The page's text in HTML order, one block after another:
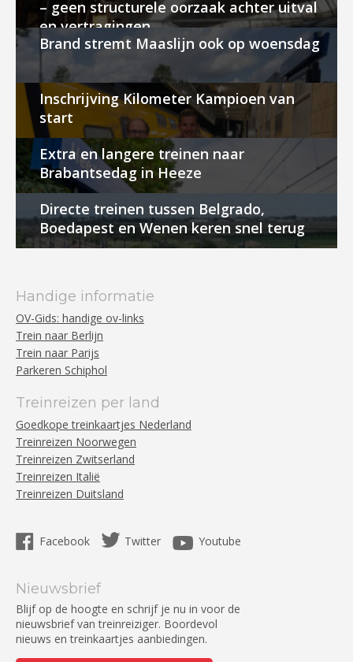
– geen structurele oorzaak achter uitval
en vertragingen
Brand stremt Maaslijn ook op woensdag
Inschrijving Kilometer Kampioen van
start
Extra en langere treinen naar
Brabantsedag in Heeze
Directe treinen tussen Belgrado,
Boedapest en Wenen keren snel terug
Handige informatie
OV-Gids: handige ov-links
Trein naar Berlijn
Trein naar Parijs
Parkeren Schiphol
Treinreizen per land
Goedkope treinkaartjes Nederland
Treinreizen Noorwegen
Treinreizen Zwitserland
Treinreizen Italië
Treinreizen Duitsland
Facebook Twitter Youtube
Nieuwsbrief
Blijf op de hoogte en schrijf je nu in voor de
nieuwsbrief van treinreiziger. Boordevol
nieuws en treinkaartjes aanbiedingen.